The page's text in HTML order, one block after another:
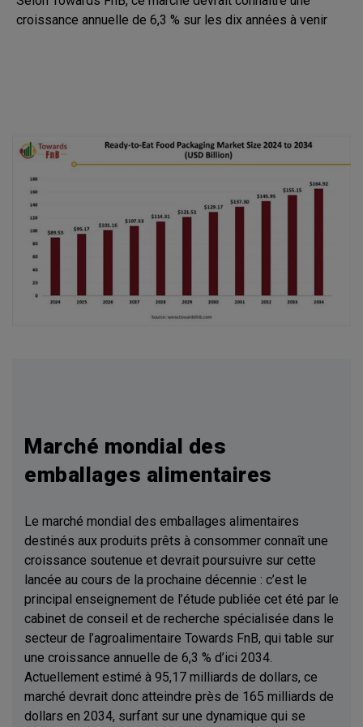
croissance annuelle de 6,3 % sur les dix années à venir
Marché mondial des
emballages alimentaires
Le marché mondial des emballages alimentaires
destinés aux produits prêts à consommer connaît une
croissance soutenue et devrait poursuivre sur cette
lancée au cours de la prochaine décennie : c’est le
principal enseignement de l’étude publiée cet été par le
cabinet de conseil et de recherche spécialisée dans le
secteur de l’agroalimentaire Towards FnB, qui table sur
une croissance annuelle de 6,3 % d’ici 2034.
Actuellement estimé à 95,17 milliards de dollars, ce
marché devrait donc atteindre près de 165 milliards de
dollars en 2034, surfant sur une dynamique qui se